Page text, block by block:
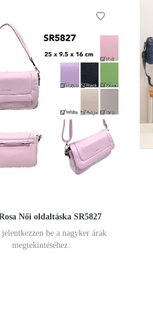
Női oldaltáska SR5827
be a nagyker árak
megtekintéséhez